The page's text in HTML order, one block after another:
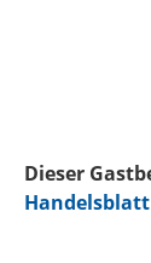
Dieser
Handelsblatt